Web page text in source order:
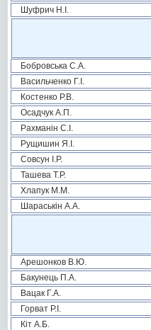
Шуфрич Н.І.
Бобровська С.А.
Васильченко Г.І.
Костенко Р.В.
Осадчук А.П.
Рахманін С.І.
Рущишин Я.І.
Совсун І.Р.
Ташева Т.Р.
Хлапук М.М.
Шараськін А.А.
Арешонков В.Ю.
Бакунець П.А.
Вацак Г.А.
Горват Р.І.
Кіт А.Б.